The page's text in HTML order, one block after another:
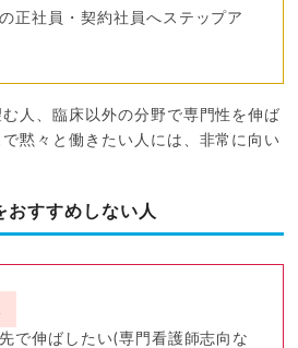
正社員・契約社員へステップア
人、臨床以外の分野で専門性を伸ば
黙々と働きたい人には、非常に向い
おすすめしない人
で伸ばしたい(専門看護師志向な